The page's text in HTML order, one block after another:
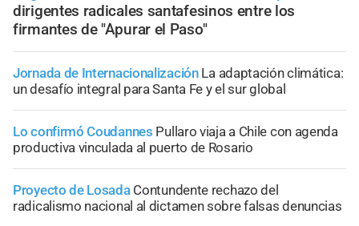
dirigentes radicales santafesinos entre los
firmantes de "Apurar el Paso"
Jornada de Internacionalización La adaptación climática:
un desafío integral para Santa Fe y el sur global
Lo confirmó Coudannes Pullaro viaja a Chile con agenda
productiva vinculada al puerto de Rosario
Proyecto de Losada Contundente rechazo del
radicalismo nacional al dictamen sobre falsas denuncias